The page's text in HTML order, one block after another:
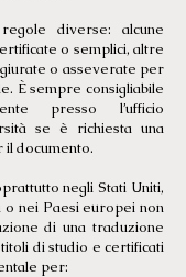
diverse: alcune
o semplici, altre
o asseverate per
È sempre consigliabile
presso l’ufficio
se è richiesta una
documento.
negli Stati Uniti,
o nei Paesi europei non
di una traduzione
di studio e certificati
per: